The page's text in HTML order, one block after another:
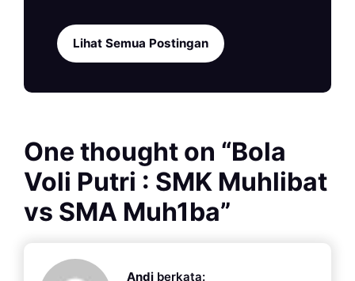
Lihat Semua Postingan
One thought on “Bola
Voli Putri : SMK Muhlibat
vs SMA Muh1ba”
Andi berkata: